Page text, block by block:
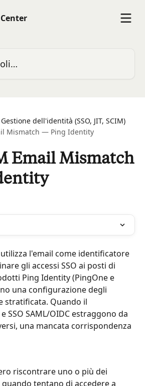
Gestione dell'identità (SSO, JIT, SCIM)
Mismatch — Ping Identity
Email Mismatch
utilizza l'email come identificatore
gli accessi SSO ai posti di
Ping Identity (PingOne e
una configurazione degli
stratificata. Quando il
SSO SAML/OIDC estraggono da
una mancata corrispondenza
riscontrare uno o più dei
tentano di accedere a